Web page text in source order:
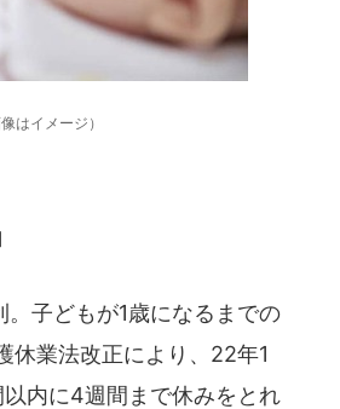
はイメージ）
子どもが1歳になるまでの
休業法改正により、22年1
内に4週間まで休みをとれ